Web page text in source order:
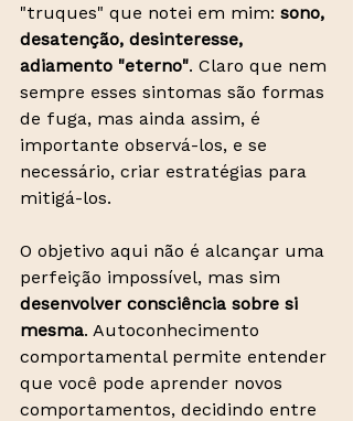
"truques" que notei em mim: sono,
desatenção, desinteresse,
adiamento "eterno". Claro que nem
sempre esses sintomas são formas
de fuga, mas ainda assim, é
importante observá-los, e se
necessário, criar estratégias para
mitigá-los.
O objetivo aqui não é alcançar uma
perfeição impossível, mas sim
desenvolver consciência sobre si
mesma. Autoconhecimento
comportamental permite entender
que você pode aprender novos
comportamentos, decidindo entre